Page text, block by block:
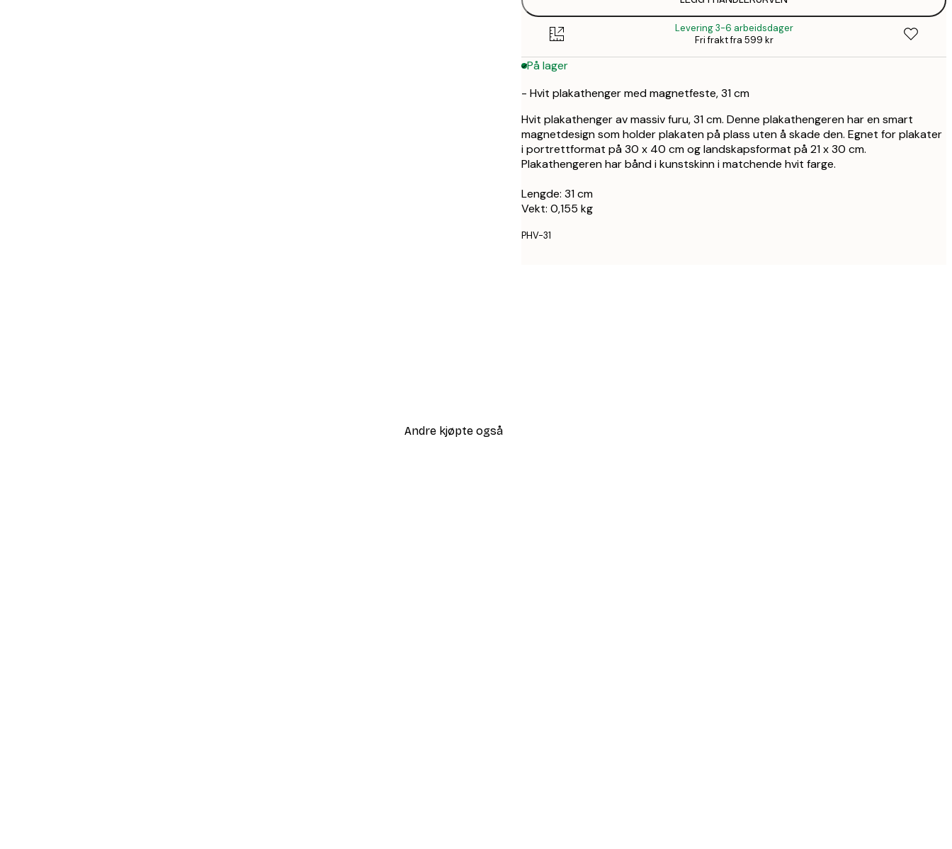
Levering 3-6 arbeidsdager
Fri frakt fra 599 kr
På lager
- Hvit plakathenger med magnetfeste, 31 cm
Hvit plakathenger av massiv furu, 31 cm. Denne plakathengeren har en smart
magnetdesign som holder plakaten på plass uten å skade den. Egnet for plakater
i portrettformat på 30 x 40 cm og landskapsformat på 21 x 30 cm.
Plakathengeren har bånd i kunstskinn i matchende hvit farge.
Lengde: 31 cm
Vekt: 0,155 kg
PHV-31
Andre kjøpte også